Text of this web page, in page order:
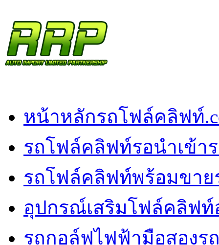
หน้าหลักรถโฟล์คลิฟท์
รถโฟล์คลิฟท์รอนำเข้า
รถโฟล์คลิฟท์พร้อมขาย
อุปกรณ์เสริมโฟล์คลิฟท์
รถกอล์ฟไฟฟ้ามือสองร